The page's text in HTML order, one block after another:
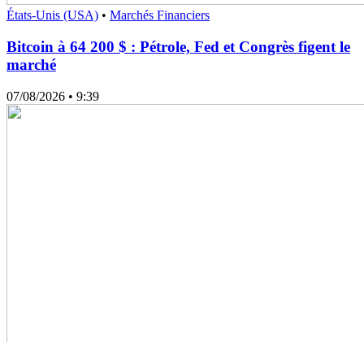
États-Unis (USA) • Marchés Financiers
Bitcoin à 64 200 $ : Pétrole, Fed et Congrès figent le
marché
07/08/2026 • 9:39